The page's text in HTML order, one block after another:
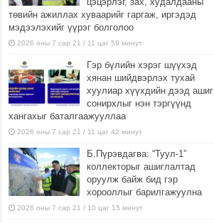
төвийн ажиллах хуваарийг гаргаж, иргэдэд
мэдээлэхийг үүрэг болголоо
2026 оны 7 сар 21 / 11 цаг 59 минут
Гэр бүлийн хэрэг шүүхэд
хянан шийдвэрлэх тухай
хуулиар хүүхдийн дээд ашиг
сонирхлыг нэн тэргүүнд
хангахыг баталгаажууллаа
2026 оны 7 сар 21 / 11 цаг 42 минут
Б.Пүрэвдагва: “Туул-1”
коллекторыг ашиглалтад
оруулж байж бид гэр
хорооллыг барилгажуулна
2026 оны 7 сар 21 / 10 цаг 15 минут